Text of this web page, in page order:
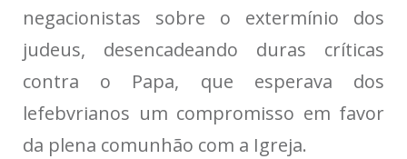
negacionistas sobre o extermínio dos
judeus, desencadeando duras críticas
contra o Papa, que esperava dos
lefebvrianos um compromisso em favor
da plena comunhão com a Igreja.